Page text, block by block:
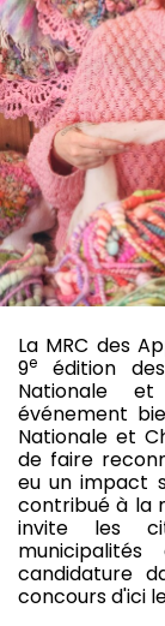
La MRC des
9e
édition
Nationale et
événement
Nationale et
de faire
eu un impact
contribué à la
invite les
candidature
concours d'ici le